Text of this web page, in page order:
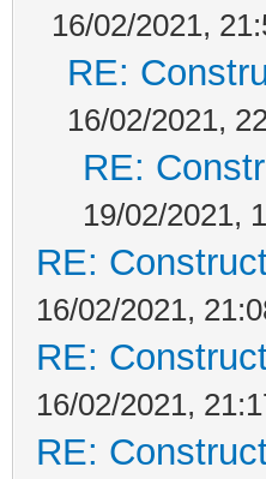
16/02/2021,
RE:
16/02/2021,
RE:
19/02/2021,
RE:
16/02/2021,
RE:
16/02/2021,
RE: